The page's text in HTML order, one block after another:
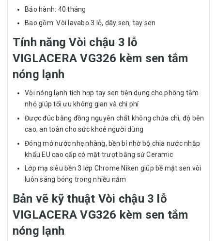
Bảo hành: 40 tháng
Bao gồm: Vòi lavabo 3 lỗ, dây sen, tay sen
Tính năng Vòi chậu 3 lỗ
VIGLACERA VG326 kèm sen tắm
nóng lạnh
Vòi nóng lạnh tích hợp tay sen tiện dụng cho phòng tắm
nhỏ giúp tối ưu không gian và chi phí
Được đúc bằng đồng nguyên chất không chứa chì, độ bên
cao, an toàn cho sức khoẻ người dùng
Đóng mở nước nhẹ nhàng, bền bỉ nhờ bộ chia nước nhập
khẩu EU cao cấp có mặt trượt bằng sứ Ceramic
Lớp mạ siêu bền 3 lớp Chrome Niken giúp bề mặt sen vòi
luôn sáng bóng trong nhiều năm
Bản vẽ kỹ thuật Vòi chậu 3 lỗ
VIGLACERA VG326 kèm sen tắm
nóng lạnh